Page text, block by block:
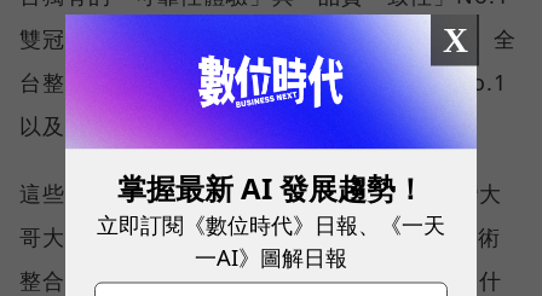
雙冠王，同時，包辦全台整體影音體驗 No.1、全
台整體語音體驗 No.1、全台 5G 語音體驗 No.1
以及全台網路在線率 No.1 多項榮譽。
這些獎項反映的不只是網路順暢，更代表台灣大
哥大長期投入頻譜布局、基地台建設與 5G 技術
整合所累積的成果，也讓外界重新思考：究竟什
X
掌握最新 AI 發展趨勢！
立即訂閱《數位時代》日報、《一天
一AI》圖解日報